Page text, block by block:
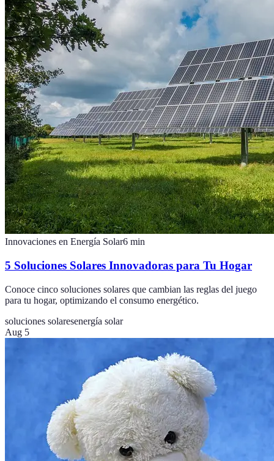
Innovaciones en Energía Solar6 min
5 Soluciones Solares Innovadoras para Tu Hogar
Conoce cinco soluciones solares que cambian las reglas del juego
para tu hogar, optimizando el consumo energético.
soluciones solaresenergía solar
Aug 5